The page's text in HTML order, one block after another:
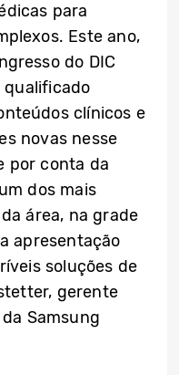
para
Este ano,
do DIC
clínicos e
novas nesse
por conta da
dos mais
área, na grade
apresentação
soluções de
gerente
Samsung